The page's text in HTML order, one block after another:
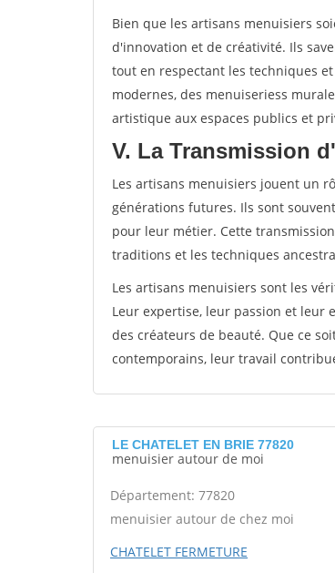
Bien que les artisans menuisiers
d'innovation et de créativité. Ils
tout en respectant les techniques
modernes, des menuiseriess
artistique aux espaces publics et
V. La Transmission
Les artisans menuisiers jouent un
générations futures. Ils sont
pour leur métier. Cette
traditions et les techniques
Les artisans menuisiers sont les
Leur expertise, leur passion et
des créateurs de beauté. Que ce
contemporains, leur travail
LE CHATELET EN BRIE 77820
menuisier autour de moi
Département: 77820
menuisier autour de chez moi
CHATELET FERMETURE